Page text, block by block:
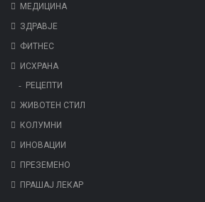
МЕДИЦИНА
ЗДРАВЈЕ
ФИТНЕС
ИСХРАНА
РЕЦЕПТИ
ЖИВОТЕН СТИЛ
КОЛУМНИ
ИНОВАЦИИ
ПРЕЗЕМЕНО
ПРАШАЈ ЛЕКАР